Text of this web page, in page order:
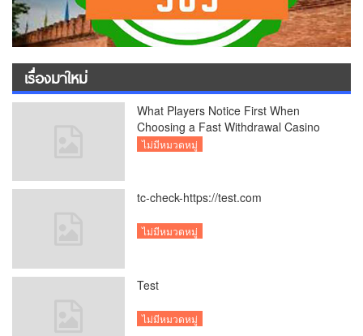
เรื่องมาใหม่
What Players Notice First When
Choosing a Fast Withdrawal Casino
UK
ไม่มีหมวดหมู่
tc-check-https://test.com
ไม่มีหมวดหมู่
Test
ไม่มีหมวดหมู่